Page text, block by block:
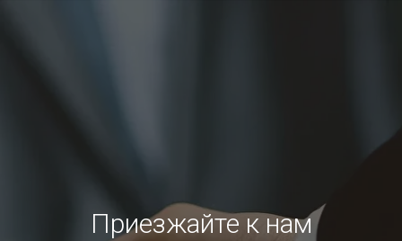
Приезжайте к нам